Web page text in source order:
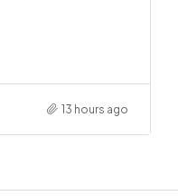
13 hours ago